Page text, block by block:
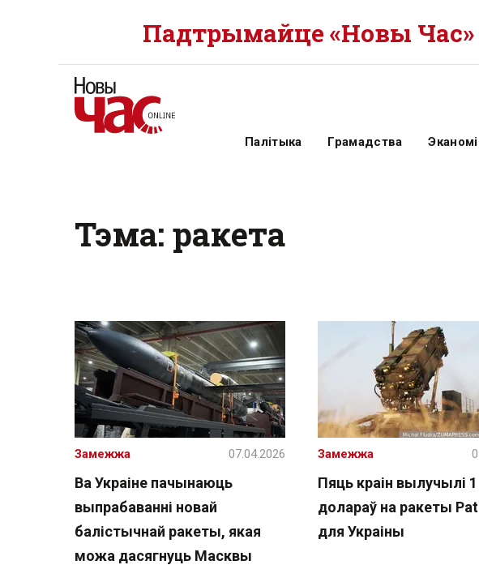
Падтрымайце «Новы Час»
Палітыка Грамадства
Тэма: ракета
Ва Украіне пачынаюць
выпрабаванні новай
балістычнай ракеты, якая
можа дасягнуць Масквы
Замежжа 07.04.2026
Пяць краін вылучылі
долараў на ракеты
для Украіны
Замежжа